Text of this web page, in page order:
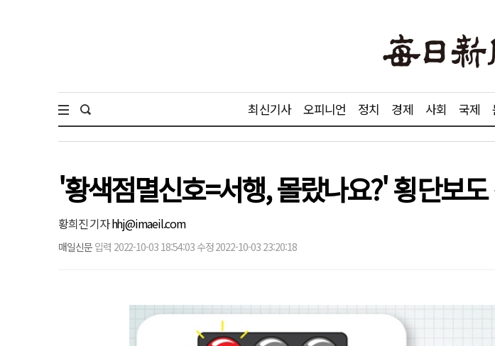
최신기사 오피니언 정치 경제 사회 국제
'황색점멸신호=서행, 몰랐나요?' 횡단보
황희진 기자hhj@imaeil.com
매일신문 입력 2022-10-03 18:54:03 수정 2022-10-03 23:20:18